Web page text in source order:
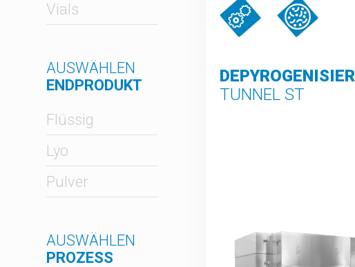
Vials
AUSWÄHLEN
ENDPRODUKT
Flüssig
Lyo
Pulver
AUSWÄHLEN
PROZESS
DEPYROGENISIER
TUNNEL ST